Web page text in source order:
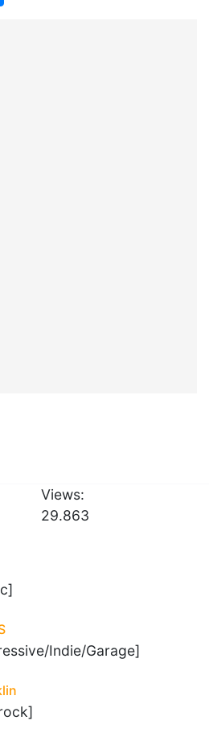
Views:
29.863
Indie/Garage]